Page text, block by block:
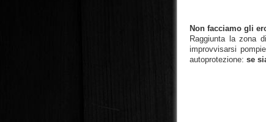
Non facciamo gli
Raggiunta la zona
improvvisarsi
autoprotezione: se